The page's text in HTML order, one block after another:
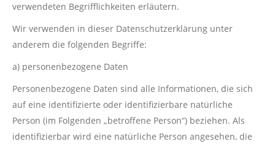
verwendeten Begrifflichkeiten erläutern.
Wir verwenden in dieser Datenschutzerklärung unter
anderem die folgenden Begriffe:
a) personenbezogene Daten
Personenbezogene Daten sind alle Informationen, die sich
auf eine identifizierte oder identifizierbare natürliche
Person (im Folgenden „betroffene Person“) beziehen. Als
identifizierbar wird eine natürliche Person angesehen, die